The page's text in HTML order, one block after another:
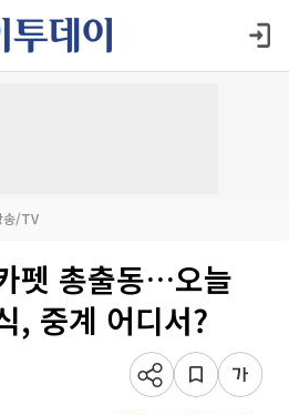
송/TV
펫 총출동…오늘
, 중계 어디서?